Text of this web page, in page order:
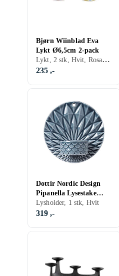
Bjørn Wiinblad Eva
Lykt Ø6,5cm 2-pack
Lykt, 2 stk, Hvit, Rosa, Beige
235 ,-
Dottir Nordic Design
Pipanella Lysestake
11,5cm
Lysholder, 1 stk, Hvit
319 ,-